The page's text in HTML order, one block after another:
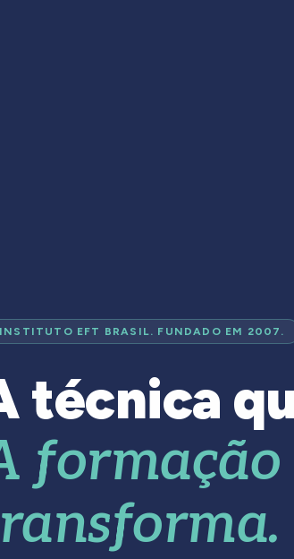
INSTITUTO EFT BRASIL. FUNDADO EM 2007.
técnica
formação